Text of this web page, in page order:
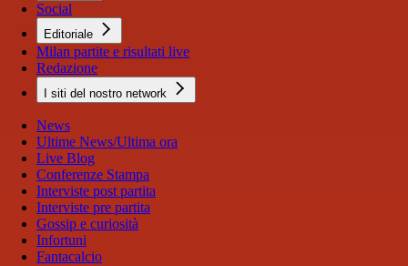
Social
Editoriale
Milan partite e risultati live
Redazione
I siti del nostro network
News
Ultime News/Ultima ora
Live Blog
Conferenze Stampa
Interviste post partita
Interviste pre partita
Gossip e curiosità
Infortuni
Fantacalcio